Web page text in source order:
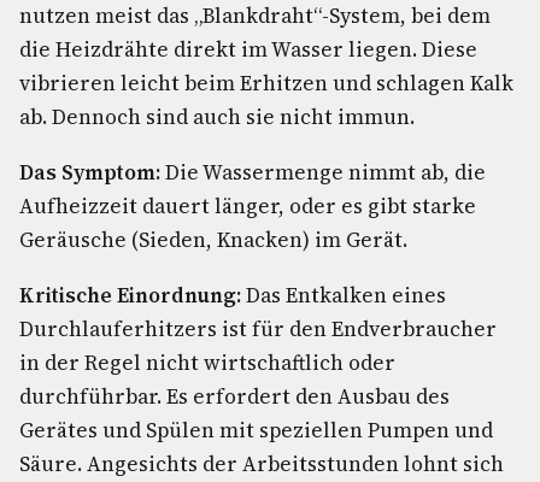
nutzen meist das „Blankdraht“-System, bei dem
die Heizdrähte direkt im Wasser liegen. Diese
vibrieren leicht beim Erhitzen und schlagen Kalk
ab. Dennoch sind auch sie nicht immun.
Das Symptom:Die Wassermenge nimmt ab, die
Aufheizzeit dauert länger, oder es gibt starke
Geräusche (Sieden, Knacken) im Gerät.
Kritische Einordnung:Das Entkalken eines
Durchlauferhitzers ist für den Endverbraucher
in der Regel nicht wirtschaftlich oder
durchführbar. Es erfordert den Ausbau des
Gerätes und Spülen mit speziellen Pumpen und
Säure. Angesichts der Arbeitsstunden lohnt sich